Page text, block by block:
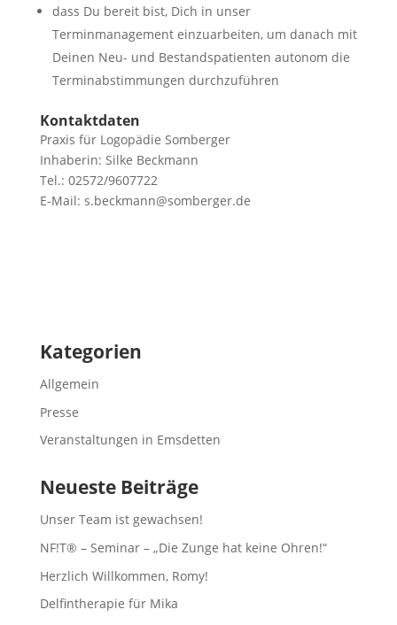
dass Du bereit bist, Dich in unser
Terminmanagement einzuarbeiten, um danach mit
Deinen Neu- und Bestandspatienten autonom die
Terminabstimmungen durchzuführen
Kontaktdaten
Praxis für Logopädie Somberger
Inhaberin: Silke Beckmann
Tel.: 02572/9607722
E-Mail: s.beckmann@somberger.de
Kategorien
Allgemein
Presse
Veranstaltungen in Emsdetten
Neueste Beiträge
Unser Team ist gewachsen!
NF!T® – Seminar – „Die Zunge hat keine Ohren!“
Herzlich Willkommen, Romy!
Delfintherapie für Mika